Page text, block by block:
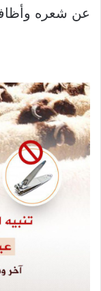
عن شعره